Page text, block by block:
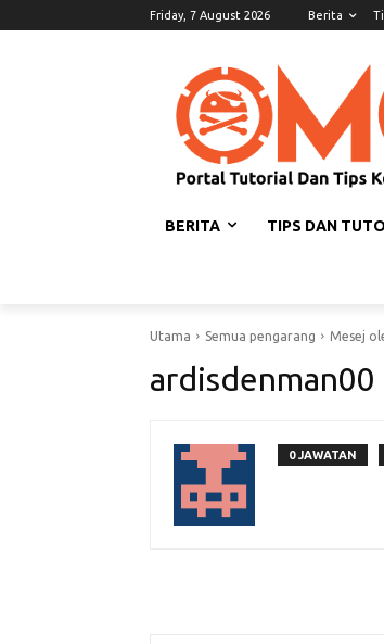
Friday, 7 August 2026 Berita
BERITA TIPS DAN
Utama Semua pengarang Mesej
ardisdenman00
0 JAWATAN